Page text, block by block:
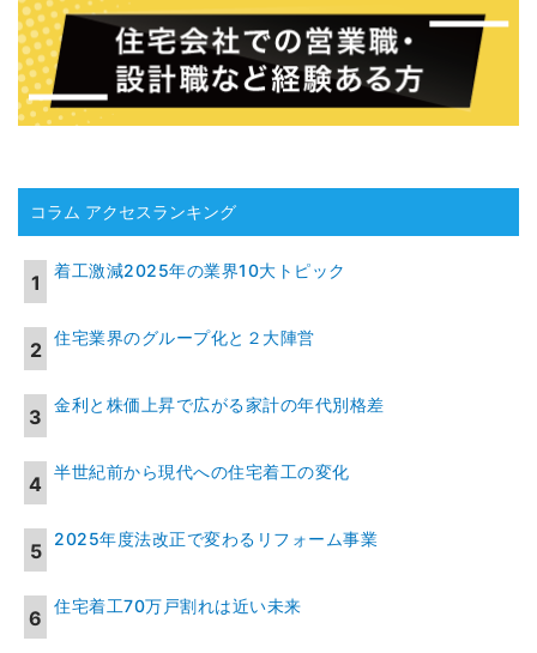
コラム アクセスランキング
着工激減2025年の業界10大トピック
住宅業界のグループ化と２大陣営
金利と株価上昇で広がる家計の年代別格差
半世紀前から現代への住宅着工の変化
2025年度法改正で変わるリフォーム事業
住宅着工70万戸割れは近い未来